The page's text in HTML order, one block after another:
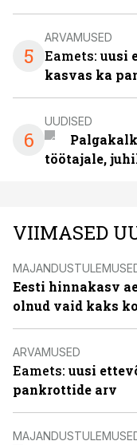
5
ARVAMUSED
Eamets: uusi
kasvas ka
6
UUDISED
töötajale,
VIIMASED
Eesti hinnakasv
olnud vaid kaks
ARVAMUSED
Eamets: uusi
pankrottide arv